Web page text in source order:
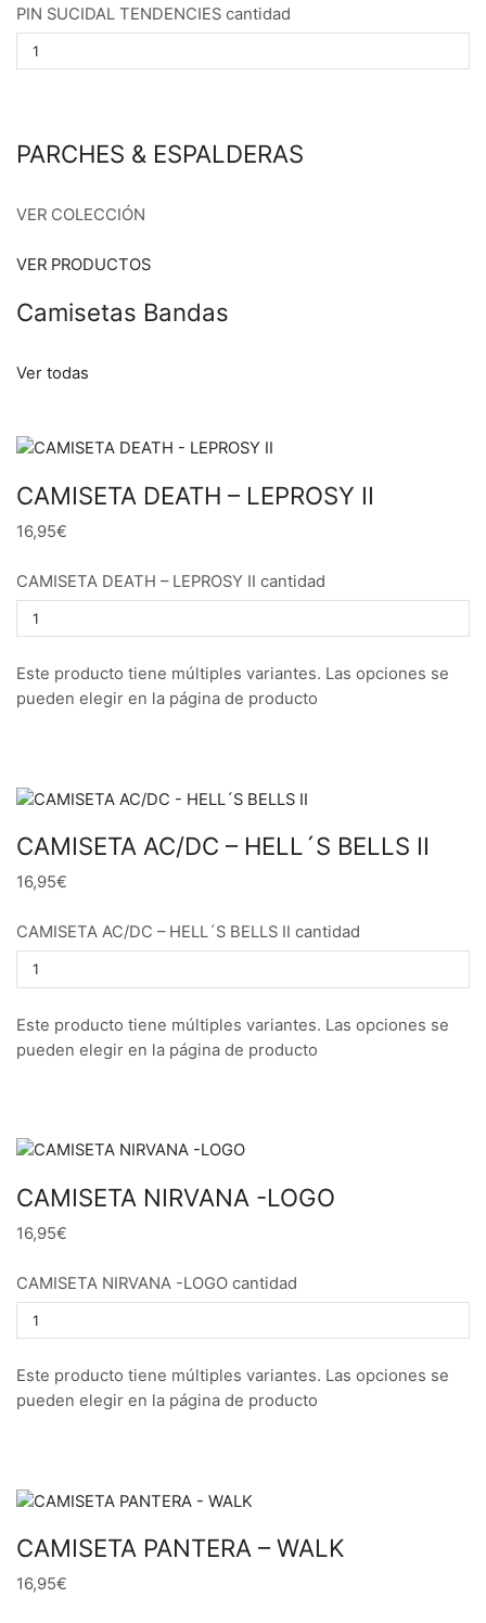
PIN SUCIDAL TENDENCIES cantidad
PARCHES & ESPALDERAS
VER COLECCIÓN
VER PRODUCTOS
Camisetas Bandas
Ver todas
CAMISETA DEATH – LEPROSY II
16,95€
CAMISETA DEATH – LEPROSY II cantidad
Este producto tiene múltiples variantes. Las opciones se
pueden elegir en la página de producto
CAMISETA AC/DC – HELL´S BELLS II
16,95€
CAMISETA AC/DC – HELL´S BELLS II cantidad
Este producto tiene múltiples variantes. Las opciones se
pueden elegir en la página de producto
CAMISETA NIRVANA -LOGO
16,95€
CAMISETA NIRVANA -LOGO cantidad
Este producto tiene múltiples variantes. Las opciones se
pueden elegir en la página de producto
CAMISETA PANTERA – WALK
16,95€